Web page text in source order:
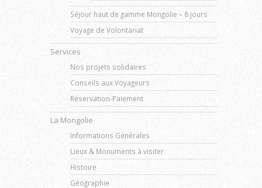
Séjour haut de gamme Mongolie – 8 jours
Voyage de Volontariat
Services
Nos projets solidaires
Conseils aux Voyageurs
Réservation-Paiement
La Mongolie
Informations Générales
Lieux & Monuments à visiter
Histoire
Géographie